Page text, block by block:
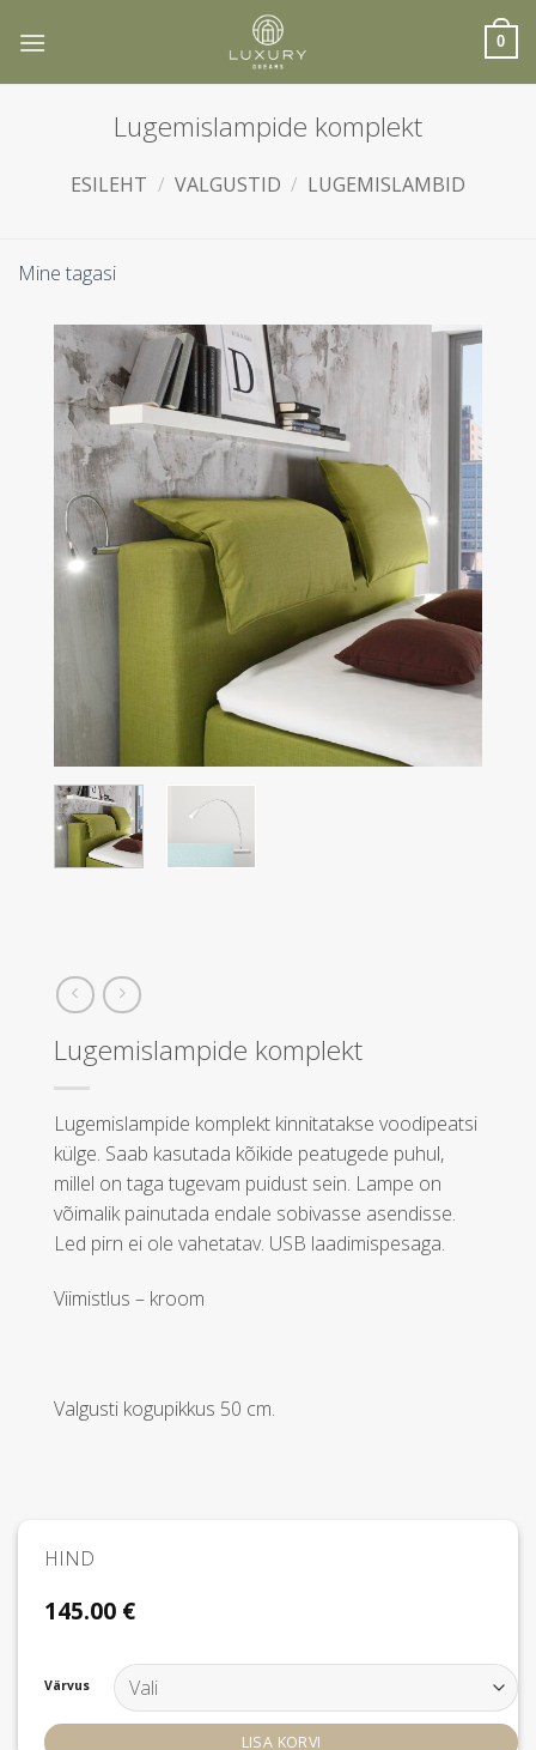
0
Lugemislampide komplekt
ESILEHT / VALGUSTID / LUGEMISLAMBID
Mine tagasi
Lugemislampide komplekt
Lugemislampide komplekt kinnitatakse voodipeatsi
külge. Saab kasutada kõikide peatugede puhul,
millel on taga tugevam puidust sein. Lampe on
võimalik painutada endale sobivasse asendisse.
Led pirn ei ole vahetatav. USB laadimispesaga.
Viimistlus – kroom
Valgusti kogupikkus 50 cm.
HIND
145.00 €
Värvus
LISA KORVI